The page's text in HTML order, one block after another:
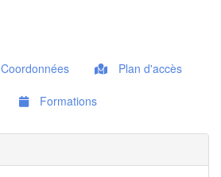
Coordonnées Plan d'accès
Formations